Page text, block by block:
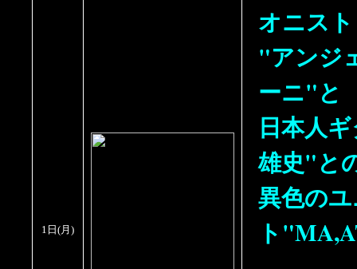
1日(月)
オニスト
"アンジ
ーニ"と
日本人
雄史"と
異色の
ト